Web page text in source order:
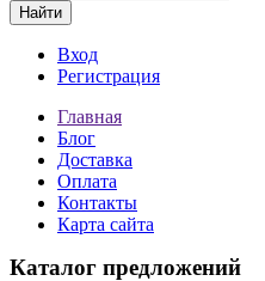
Найти
Вход
Регистрация
Главная
Блог
Доставка
Оплата
Контакты
Карта сайта
Каталог предложений